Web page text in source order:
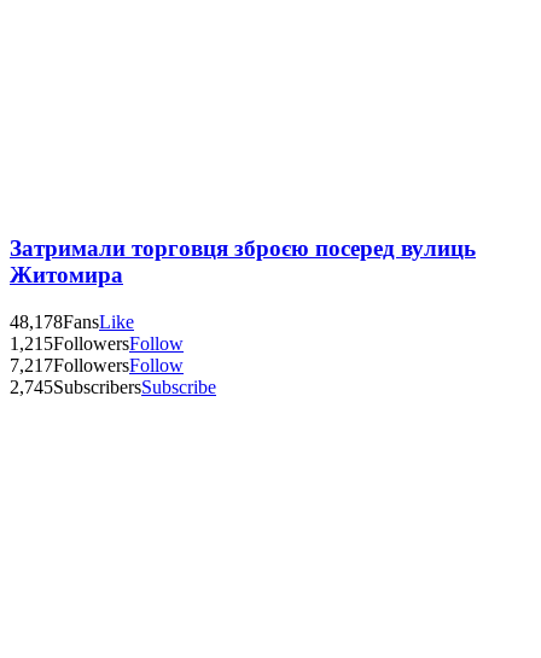
Затримали торговця зброєю посеред вулиць
Житомира
48,178FansLike
1,215FollowersFollow
7,217FollowersFollow
2,745SubscribersSubscribe